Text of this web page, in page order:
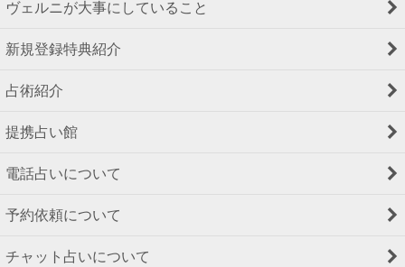
ヴェルニが大事にしていること
新規登録特典紹介
占術紹介
提携占い館
電話占いについて
予約依頼について
チャット占いについて